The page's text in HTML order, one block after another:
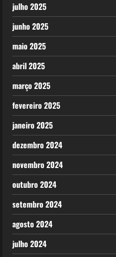
julho 2025
junho 2025
maio 2025
abril 2025
março 2025
fevereiro 2025
janeiro 2025
dezembro 2024
novembro 2024
outubro 2024
setembro 2024
agosto 2024
julho 2024